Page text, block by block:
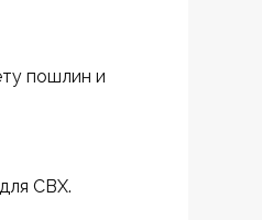
пошлин и
СВХ.